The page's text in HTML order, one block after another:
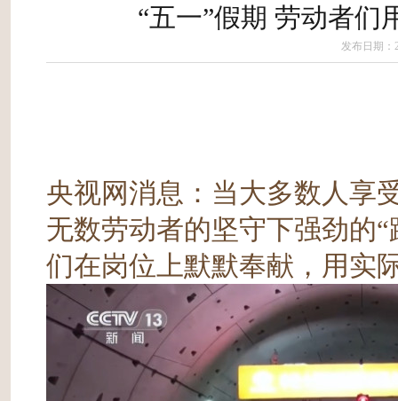
“五一”假期 劳动者们
发布日期：
央视网消息：当大多数人享
无数劳动者的坚守下强劲的
们在岗位上默默奉献，用实